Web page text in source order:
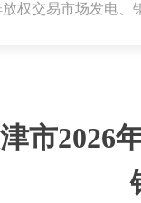
市2026
权交易市场发电